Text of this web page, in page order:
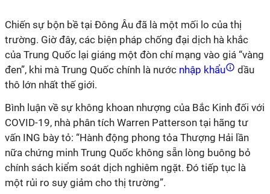
Chiến sự bộn bề tại Đông Âu đã là một mối lo của thị
trường. Giờ đây, các biện pháp chống đại dịch hà khắc
của Trung Quốc lại giáng một đòn chí mạng vào giá “vàng
đen”, khi mà Trung Quốc chính là nước nhập khẩu
dầu
thô lớn nhất thế giới.
Bình luận về sự không khoan nhượng của Bắc Kinh đối với
COVID-19, nhà phân tích Warren Patterson tại hãng tư
vấn ING bày tỏ: “Hành động phong tỏa Thượng Hải lần
nữa chứng minh Trung Quốc không sẵn lòng buông bỏ
chính sách kiểm soát dịch nghiêm ngặt. Đó tiếp tục là
một rủi ro suy giảm cho thị trường”.